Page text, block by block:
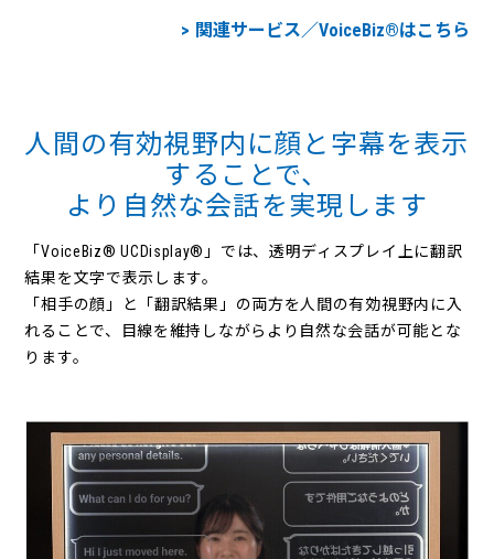
関連サービス／VoiceBiz®はこちら
人間の有効視野内に顔と字幕を表示
することで、
より自然な会話を実現します
「VoiceBiz® UCDisplay®」では、透明ディスプレイ上に翻訳
結果を文字で表示します。
「相手の顔」と「翻訳結果」の両方を人間の有効視野内に入
れることで、目線を維持しながらより自然な会話が可能とな
ります。